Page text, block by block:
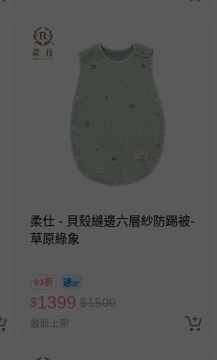
柔仕 - 貝殼縫邊六層紗防踢被-
草原綠象
93折
$1399 $1500
最新上架